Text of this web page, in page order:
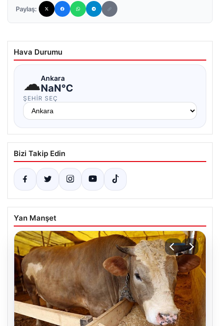
Paylaş:
Hava Durumu
☁Ankara
NaN°C
ŞEHIR SEÇ
Bizi Takip Edin
Yan Manşet